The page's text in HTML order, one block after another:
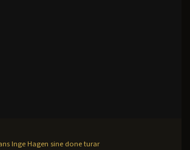
Inge Hagen sine done turar